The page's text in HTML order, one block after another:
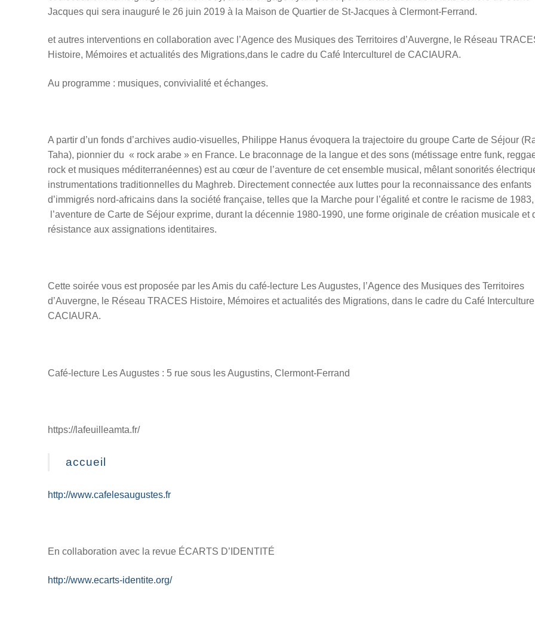
Jacques qui sera inauguré le 26 juin 2019 à la Maison de Quartier de St-Jacques à Clermont-Ferrand.
et autres interventions en collaboration avec l’Agence des Musiques des Territoires d’Auvergne, le Réseau
Histoire, Mémoires et actualités des Migrations,dans le cadre du Café Interculturel de CACIAURA.
Au programme : musiques, convivialité et échanges.
A partir d’un fonds d’archives audio-visuelles, Philippe Hanus évoquera la trajectoire du groupe Carte de Séjour
Taha), pionnier du « rock arabe » en France. Le braconnage de la langue et des sons (métissage entre funk,
rock et musiques méditerranéennes) est au cœur de l’aventure de cet ensemble musical, mêlant sonorités
instrumentations traditionnelles du Maghreb. Directement connectée aux luttes pour la reconnaissance des enfants
d’immigrés nord-africains dans la société française, telles que la Marche pour l’égalité et contre le racisme de 1983,
l’aventure de Carte de Séjour exprime, durant la décennie 1980-1990, une forme originale de création musicale et
résistance aux assignations identitaires.
Cette soirée vous est proposée par les Amis du café-lecture Les Augustes, l’Agence des Musiques des Territoires
d’Auvergne, le Réseau TRACES Histoire, Mémoires et actualités des Migrations, dans le cadre du Café
CACIAURA.
Café-lecture Les Augustes : 5 rue sous les Augustins, Clermont-Ferrand
https://lafeuilleamta.fr/
accueil
http://www.cafelesaugustes.fr
En collaboration avec la revue ÉCARTS D’IDENTITÉ
http://www.ecarts-identite.org/